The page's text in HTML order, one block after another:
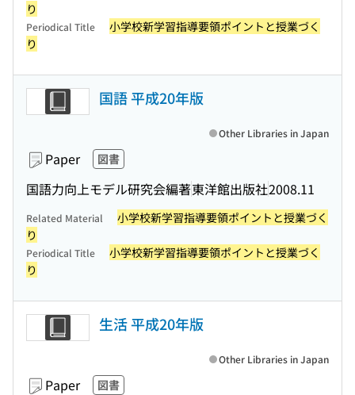
り
Periodical Title
小学校新学習指導要領ポイントと授業づく
り
国語 平成20年版
Paper 図書
国語力向上モデル研究会編著東洋館出版社2008.11
Other Libraries in Japan
Related Material
小学校新学習指導要領ポイントと授業づく
り
Periodical Title
小学校新学習指導要領ポイントと授業づく
り
生活 平成20年版
Paper 図書
Other Libraries in Japan